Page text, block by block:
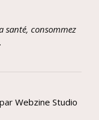
santé, consommez
Webzine Studio